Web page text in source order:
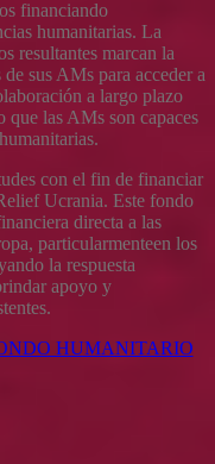
financiando
humanitarias. La
resultantes marcan la
sus AMs para acceder a
a largo plazo
las AMs son capaces
con el fin de financiar
Ucrania. Este fondo
directa a las
particularmenteen los
la respuesta
apoyo y
HUMANITARIO